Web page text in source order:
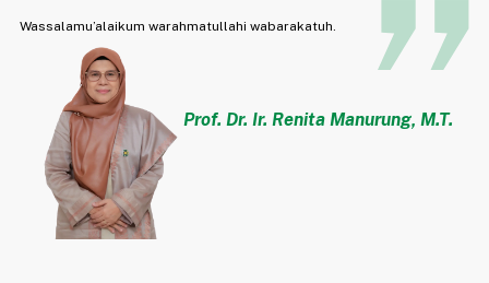
Wassalamu’alaikum warahmatullahi wabarakatuh.
Prof. Dr. Ir. Renita Manurung, M.T.